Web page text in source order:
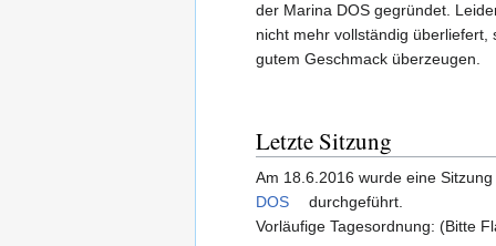
der Marina DOS gegründet.
nicht mehr vollständig überliefert,
gutem Geschmack überzeugen.
Letzte Sitzung
Am 18.6.2016 wurde eine
DOS
durchgeführt.
Vorläufige Tagesordnung: (Bitte